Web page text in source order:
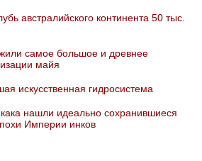
австралийского континента 50 тыс.
самое большое и древнее
майя
искусственная гидросистема
нашли идеально сохранившиеся
Империи инков